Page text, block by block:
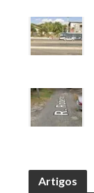
Artigos